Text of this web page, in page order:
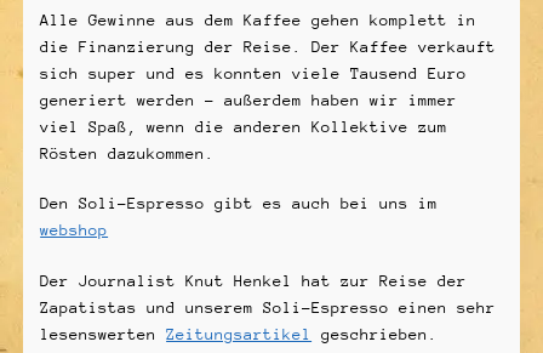
Alle Gewinne aus dem Kaffee gehen komplett in
die Finanzierung der Reise. Der Kaffee verkauft
sich super und es konnten viele Tausend Euro
generiert werden – außerdem haben wir immer
viel Spaß, wenn die anderen Kollektive zum
Rösten dazukommen.
Den Soli-Espresso gibt es auch bei uns im
webshop
Der Journalist Knut Henkel hat zur Reise der
Zapatistas und unserem Soli-Espresso einen sehr
lesenswertenZeitungsartikel geschrieben.